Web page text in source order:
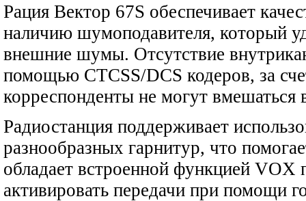
Рация Вектор 67S обеспечивает
наличию шумоподавителя, который
внешние шумы. Отсутствие
помощью CTCSS/DCS кодеров, за
корреспонденты не могут вмешаться
Радиостанция поддерживает
разнообразных гарнитур, что
обладает встроенной функцией
активировать передачи при помощи